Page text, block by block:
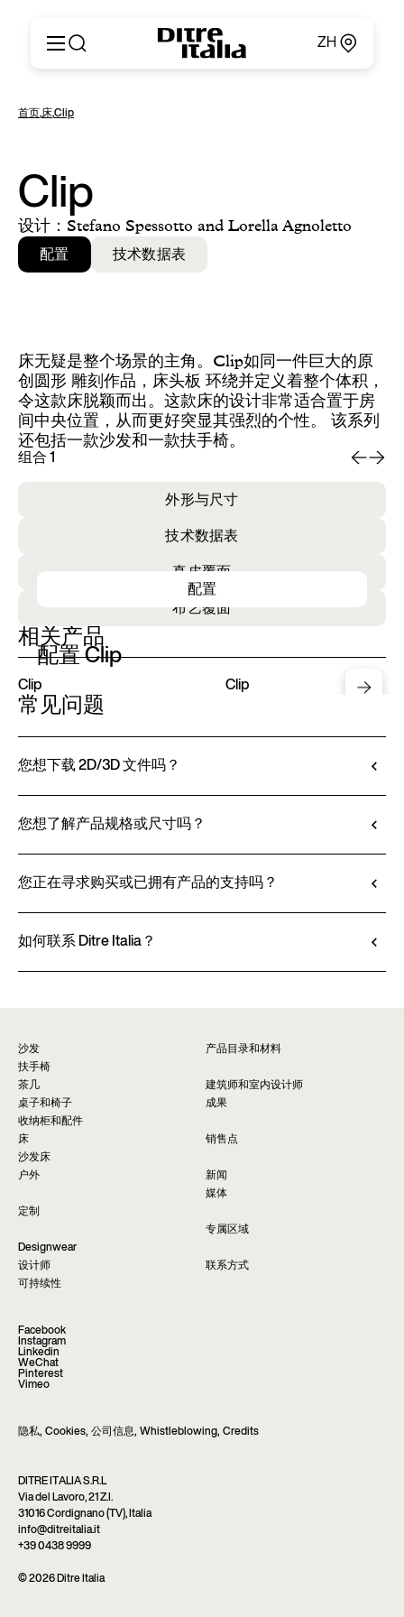
ZH
产品
产品目录和材料
Ditre for Professionals
销售点
新闻和媒体
专属区域
English
Español
Русский
简体中文
首页,床,Clip
Clip
设计：Stefano Spessotto and Lorella Agnoletto
配置 技术数据表
床无疑是整个场景的主角。Clip如同一件巨大的原
创圆形 雕刻作品，床头板 环绕并定义着整个体积，
令这款床脱颖而出。这款床的设计非常适合置于房
间中央位置，从而更好突显其强烈的个性。 该系列
还包括一款沙发和一款扶手椅。
组合 1
外形与尺寸
技术数据表
真皮覆面
布艺覆面
配置 Clip
配置
相关产品
Clip Clip
常见问题
您想下载 2D/3D 文件吗？
和定制。该工具不仅可以让您查看所选饰面和面料
前往定制
您想了解产品规格或尺寸吗？
都可在产品技术说明书中查阅。
查看技术说明书
您正在寻求购买或已拥有产品的支持吗？
供个性化咨询和即时服务。请通过网站上的 “销售
如何联系 Ditre Italia？
沙发
产品目录和材料
扶手椅
茶几
建筑师和室内设计师
桌子和椅子
成果
收纳柜和配件
床
销售点
沙发床
户外
新闻
媒体
定制
专属区域
Designwear
设计师
联系方式
可持续性
Facebook
Instagram
Linkedin
WeChat
Pinterest
Vimeo
隐私, Cookies, 公司信息, Whistleblowing, Credits
DITRE ITALIA S.R.L
Via del Lavoro, 21 Z.I.
31016 Cordignano (TV), Italia
info@ditreitalia.it
+39 0438 9999
© 2026 Ditre Italia